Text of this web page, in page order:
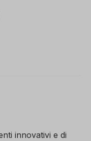
innovativi e di